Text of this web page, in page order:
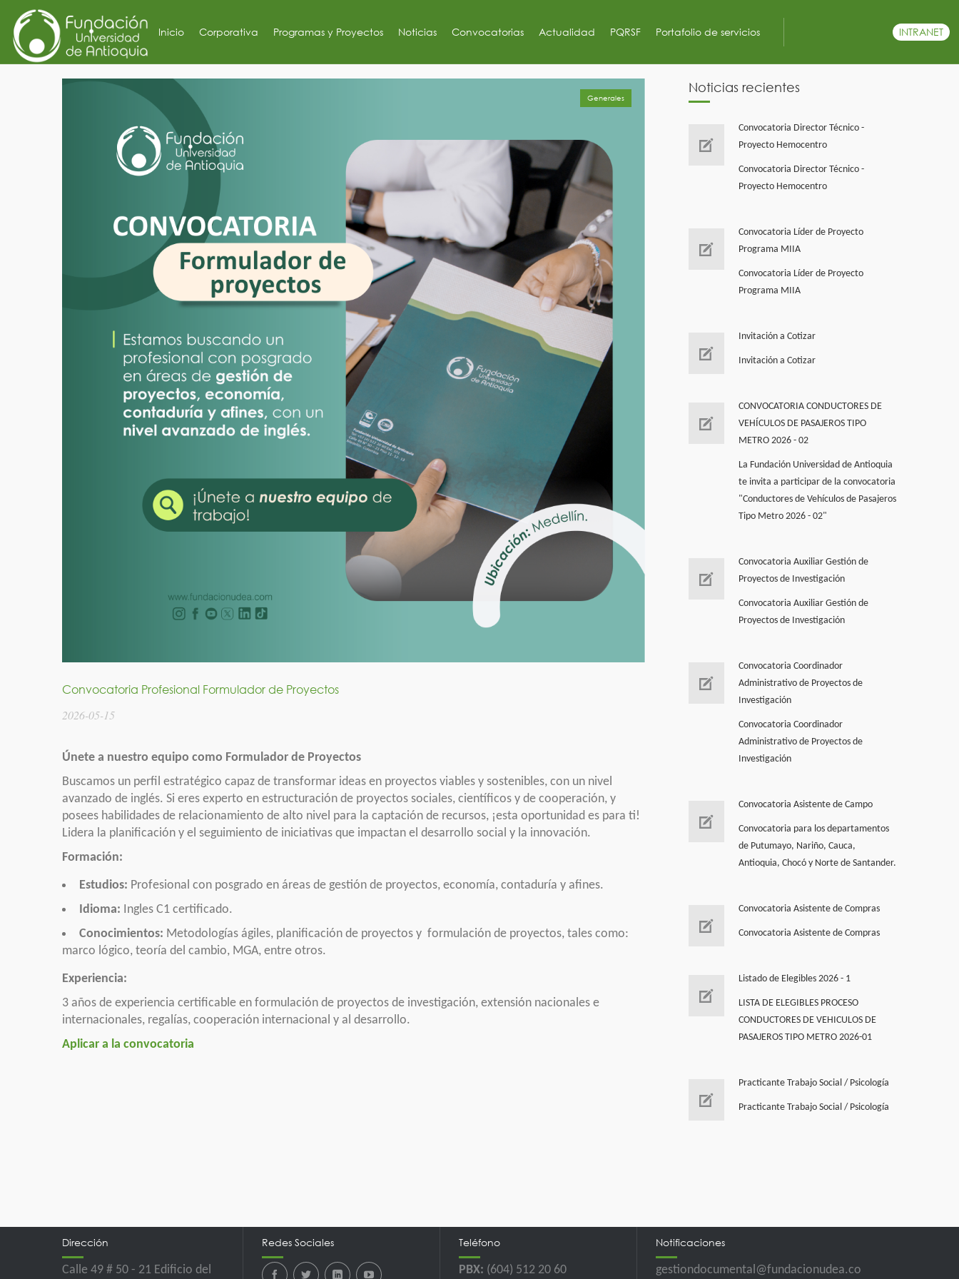
INTRANET
Inicio Corporativa Programas y Proyectos Noticias Convocatorias Actualidad PQRSF Portafolio de servicios
Generales
Convocatoria Profesional Formulador de Proyectos
2026-05-15
Únete a nuestro equipo como Formulador de Proyectos
Buscamos un perfil estratégico capaz de transformar ideas en proyectos viables y sostenibles, con un nivel
avanzado de inglés. Si eres experto en estructuración de proyectos sociales, científicos y de cooperación, y
posees habilidades de relacionamiento de alto nivel para la captación de recursos, ¡esta oportunidad es para ti!
Lidera la planificación y el seguimiento de iniciativas que impactan el desarrollo social y la innovación.
Formación:
Estudios: Profesional con posgrado en áreas de gestión de proyectos, economía, contaduría y afines.
Idioma: Ingles C1 certificado.
Conocimientos: Metodologías ágiles, planificación de proyectos y formulación de proyectos, tales como:
marco lógico, teoría del cambio, MGA, entre otros.
Experiencia:
3 años de experiencia certificable en formulación de proyectos de investigación, extensión nacionales e
internacionales, regalías, cooperación internacional y al desarrollo.
Aplicar a la convocatoria
Noticias recientes
Convocatoria Director Técnico -
Proyecto Hemocentro
Convocatoria Director Técnico -
Proyecto Hemocentro
Convocatoria Líder de Proyecto
Programa MIIA
Convocatoria Líder de Proyecto
Programa MIIA
Invitación a Cotizar
Invitación a Cotizar
CONVOCATORIA CONDUCTORES DE
VEHÍCULOS DE PASAJEROS TIPO
METRO 2026 - 02
La Fundación Universidad de Antioquia
te invita a participar de la convocatoria
"Conductores de Vehí­culos de Pasajeros
Tipo Metro 2026 - 02"
Convocatoria Auxiliar Gestión de
Proyectos de Investigación
Convocatoria Auxiliar Gestión de
Proyectos de Investigación
Convocatoria Coordinador
Administrativo de Proyectos de
Investigación
Convocatoria Coordinador
Administrativo de Proyectos de
Investigación
Convocatoria Asistente de Campo
Convocatoria para los departamentos
de Putumayo, Nariño, Cauca,
Antioquia, Chocó y Norte de Santander.
Convocatoria Asistente de Compras
Convocatoria Asistente de Compras
Listado de Elegibles 2026 - 1
LISTA DE ELEGIBLES PROCESO
CONDUCTORES DE VEHICULOS DE
PASAJEROS TIPO METRO 2026-01
Practicante Trabajo Social / Psicología
Practicante Trabajo Social / Psicología
Dirección
Calle 49 # 50 - 21 Edificio del
Redes Sociales Teléfono
PBX: (604) 512 20 60
Notificaciones
gestiondocumental@fundacionudea.co